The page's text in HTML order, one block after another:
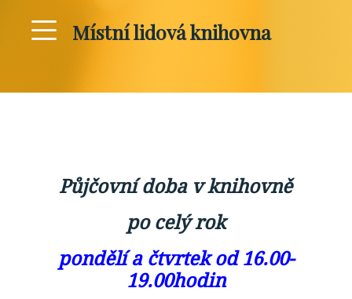
Místní lidová knihovna
Půjčovní doba v knihovně
po celý rok
pondělí a čtvrtek od 16.00-
19.00hodin